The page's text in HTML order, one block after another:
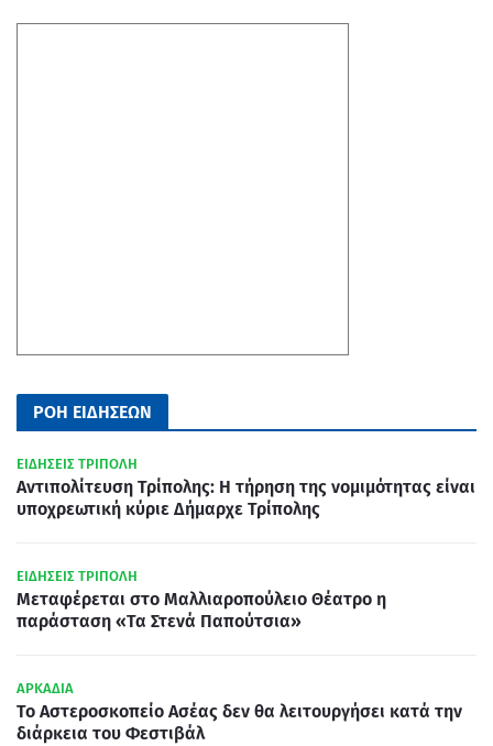
ΡΟΗ ΕΙΔΗΣΕΩΝ
ΕΙΔΗΣΕΙΣ ΤΡΙΠΟΛΗ
Αντιπολίτευση Τρίπολης: Η τήρηση της νομιμότητας είναι
υποχρεωτική κύριε Δήμαρχε Τρίπολης
ΕΙΔΗΣΕΙΣ ΤΡΙΠΟΛΗ
Μεταφέρεται στο Μαλλιαροπούλειο Θέατρο η
παράσταση «Τα Στενά Παπούτσια»
ΑΡΚΑΔΙΑ
Το Αστεροσκοπείο Ασέας δεν θα λειτουργήσει κατά την
διάρκεια του Φεστιβάλ